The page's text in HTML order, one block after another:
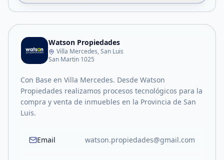
Watson Propiedades
Villa Mercedes, San Luis
San Martin 1025
Con Base en Villa Mercedes. Desde Watson
Propiedades realizamos procesos tecnológicos para la
compra y venta de inmuebles en la Provincia de San
Luis.
Email watson.propiedades@gmail.com